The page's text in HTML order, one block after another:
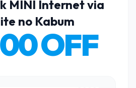
MINI Internet via
no Kabum
OFF